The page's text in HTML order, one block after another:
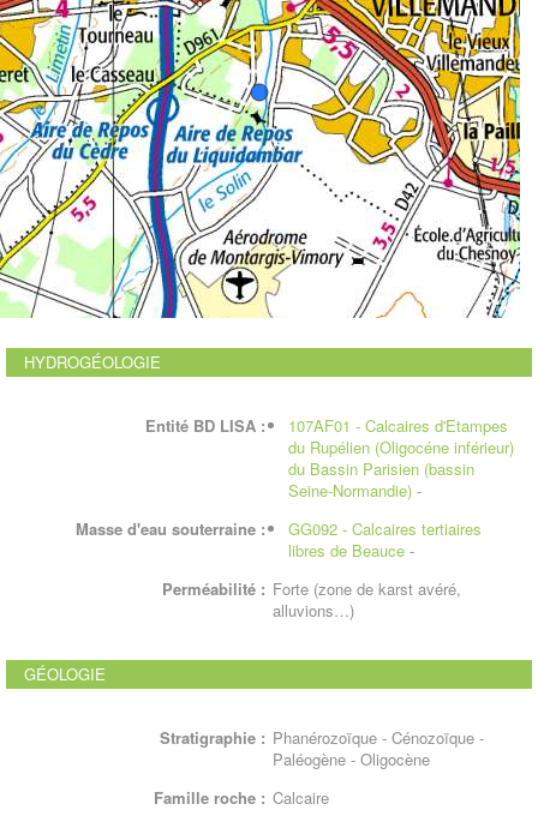
HYDROGÉOLOGIE
Entité BD LISA :
107AF01 - Calcaires d'Etampes
du Rupélien (Oligocéne inférieur)
du Bassin Parisien (bassin
Seine-Normandie) -
Masse d'eau souterraine :
GG092 - Calcaires tertiaires
libres de Beauce -
Perméabilité : Forte (zone de karst avéré,
alluvions…)
GÉOLOGIE
Stratigraphie : Phanérozoïque - Cénozoïque -
Paléogène - Oligocène
Famille roche : Calcaire